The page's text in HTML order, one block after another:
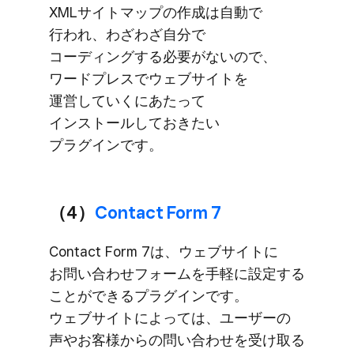
XMLサイトマップの​作成は​自動で​
行われ、​わざわざ自分で​
コーディングする​必要が​ないので、​
ワードプレスで​ウェブサイトを​
運営していくに​あたって​
インストールして​おきたい​
プラグインです。
（4） ​Contact Form 7
Contact Form 7は、​ウェブサイトに​
お問い​合わせフォームを​手軽に​設定する​
ことができる​プラグインです。​
ウェブサイトに​よっては、​ユーザーの​
声や​お客様からの​問い​合わせを​受け取る​